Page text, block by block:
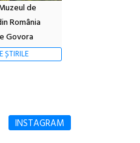
de
România
Govora
ȘTIRILE
INSTAGRAM